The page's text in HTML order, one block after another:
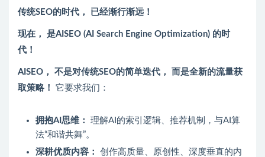
传统SEO的时代， 已经渐行渐远！
现在， 是AISEO (AI Search Engine Optimization) 的时
代！
AISEO， 不是对传统SEO的简单迭代， 而是全新的流量获
取策略！
它要求我们：
拥抱AI思维：
理解AI的索引逻辑、推荐机制，与AI算
法“和谐共舞”。
深耕优质内容：
创作高质量、原创性、深度垂直的内